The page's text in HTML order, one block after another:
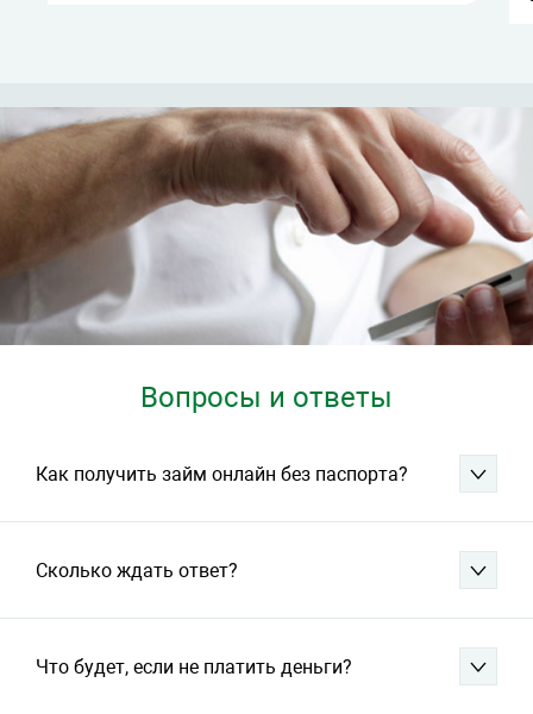
Вопросы и ответы
Как получить займ онлайн без паспорта?
Сколько ждать ответ?
Что будет, если не платить деньги?